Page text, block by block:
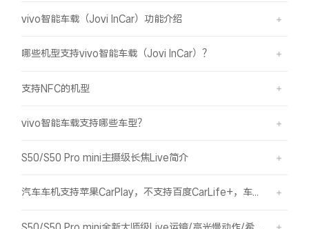
vivo智能车载（Jovi InCar）功能介绍
哪些机型支持vivo智能车载（Jovi InCar）？
支持NFC的机型
vivo智能车载支持哪些车型？
S50/S50 Pro mini主摄级长焦Live简介
汽车车机支持苹果CarPlay，不支持百度CarLife+，车机能否使用vivo智能车载？